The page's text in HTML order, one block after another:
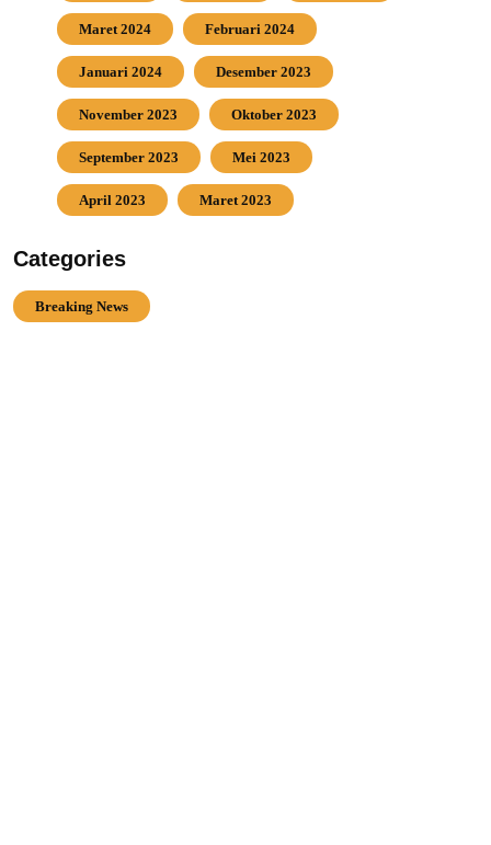
Maret 2024 Februari 2024
Januari 2024 Desember 2023
November 2023 Oktober 2023
September 2023 Mei 2023
April 2023 Maret 2023
Categories
Breaking News